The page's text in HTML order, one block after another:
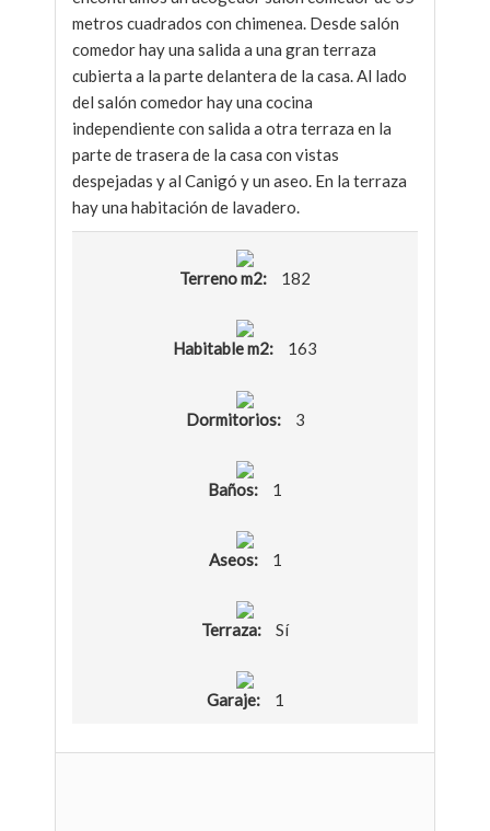
metros cuadrados con chimenea. Desde salón
comedor hay una salida a una gran terraza
cubierta a la parte delantera de la casa. Al lado
del salón comedor hay una cocina
independiente con salida a otra terraza en la
parte de trasera de la casa con vistas
despejadas y al Canigó y un aseo. En la terraza
hay una habitación de lavadero.
Terreno m2: 182
Habitable m2: 163
Dormitorios: 3
Baños: 1
Aseos: 1
Terraza: Sí
Garaje: 1